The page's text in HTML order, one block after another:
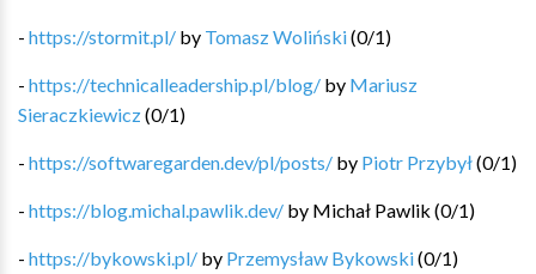
- https://stormit.pl/ by Tomasz Woliński(0/1)
- https://technicalleadership.pl/blog/ by Mariusz
Sieraczkiewicz(0/1)
- https://softwaregarden.dev/pl/posts/ by Piotr Przybył(0/1)
- https://blog.michal.pawlik.dev/ by Michał Pawlik (0/1)
- https://bykowski.pl/ by Przemysław Bykowski(0/1)